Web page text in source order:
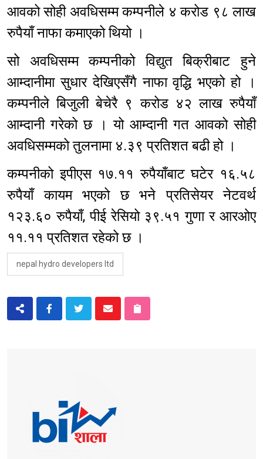
आवको सोही अवधिसम्म कम्पनीले ४ करोड ९८ लाख
रुपैयाँ नाफा कमाएको थियो ।
सो अवधिसम्म कम्पनीको विद्युत बिक्रीबाट हुने
आम्दानीमा सुधार देखिएसँगै नाफा वृद्धि भएको हो ।
कम्पनीले बिजुली बेचेरै ९ करोड ४२ लाख रुपैयाँ
आम्दानी गरेको छ । यो आम्दानी गत आवको सोही
अवधिसम्मको तुलनामा ४.३९ प्रतिशत बढी हो ।
कम्पनीको इपीएस १७.११ रुपैयाँबाट घटेर १६.५८
रुपैयाँ कायम भएको छ भने प्रतिसेयर नेटवर्थ
१२३.६० रुपैयाँ, पीई रेसियो ३९.५१ गुणा र आरओए
११.११ प्रतिशत रहेको छ ।
nepal hydro developers ltd